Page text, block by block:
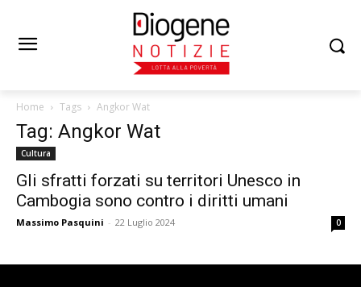
Home Tags Angkor Wat
Tag: Angkor Wat
Cultura
Gli sfratti forzati su territori Unesco in
Cambogia sono contro i diritti umani
Massimo Pasquini - 22 Luglio 2024 0